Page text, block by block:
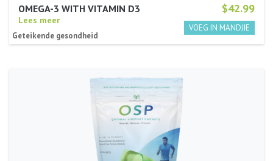
$42.99
OMEGA-3 WITH VITAMIN D3
Lees meer
Geteikende gesondheid